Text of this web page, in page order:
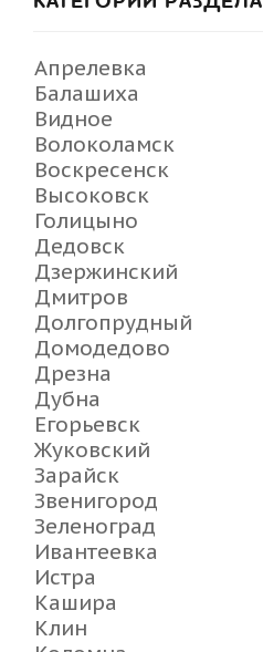
Апрелевка
Балашиха
Видное
Волоколамск
Воскресенск
Высоковск
Голицыно
Дедовск
Дзержинский
Дмитров
Долгопрудный
Домодедово
Дрезна
Дубна
Егорьевск
Жуковский
Зарайск
Звенигород
Зеленоград
Ивантеевка
Истра
Кашира
Клин